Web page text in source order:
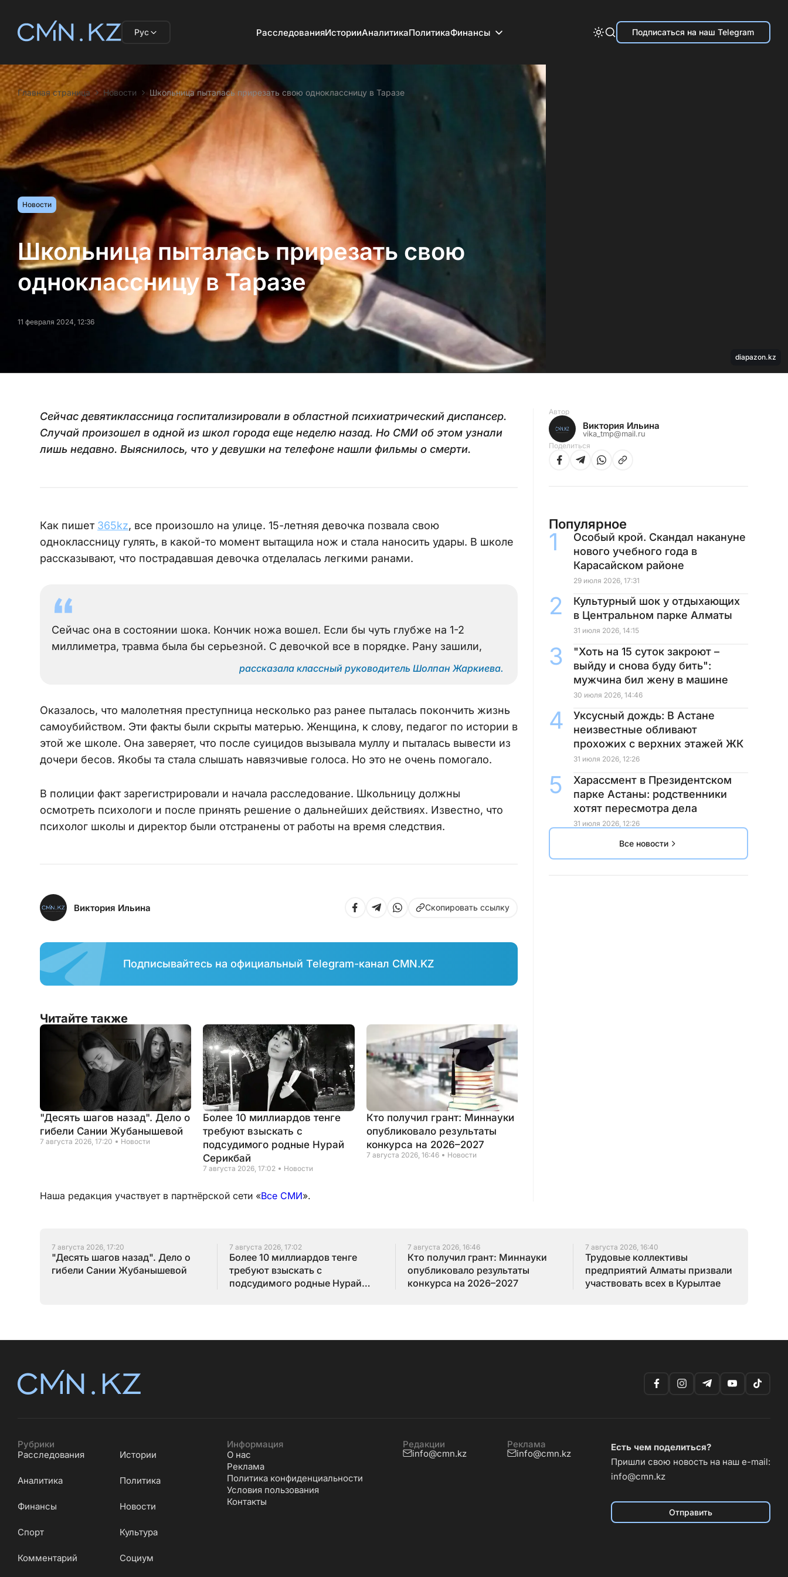
Рус РасследованияИсторииАналитикаПолитикаФинансы Подписаться на наш Telegram
Главная страница Новости Школьница пыталась прирезать свою одноклассницу в Таразе
Новости
Школьница пыталась прирезать свою
одноклассницу в Таразе
11 февраля 2024, 12:36
diapazon.kz
Сейчас девятиклассница госпитализировали в областной психиатрический диспансер.
Случай произошел в одной из школ города еще неделю назад. Но СМИ об этом узнали
лишь недавно. Выяснилось, что у девушки на телефоне нашли фильмы о смерти.
Как пишет 365kz, все произошло на улице. 15-летняя девочка позвала свою
одноклассницу гулять, в какой-то момент вытащила нож и стала наносить удары. В школе
рассказывают, что пострадавшая девочка отделалась легкими ранами.
Сейчас она в состоянии шока. Кончик ножа вошел. Если бы чуть глубже на 1-2
миллиметра, травма была бы серьезной. С девочкой все в порядке. Рану зашили,
рассказала классный руководитель Шолпан Жаркиева.
Оказалось, что малолетняя преступница несколько раз ранее пыталась покончить жизнь
самоубийством. Эти факты были скрыты матерью. Женщина, к слову, педагог по истории в
этой же школе. Она заверяет, что после суицидов вызывала муллу и пыталась вывести из
дочери бесов. Якобы та стала слышать навязчивые голоса. Но это не очень помогало.
В полиции факт зарегистрировали и начала расследование. Школьницу должны
осмотреть психологи и после принять решение о дальнейших действиях. Известно, что
психолог школы и директор были отстранены от работы на время следствия.
Виктория Ильина Скопировать ссылку
Подписывайтесь на официальный Telegram-канал CMN.KZ
Читайте также
"Десять шагов назад". Дело о
гибели Сании Жубанышевой
7 августа 2026, 17:20 Новости
Более 10 миллиардов тенге
требуют взыскать с
подсудимого родные Нурай
Серикбай
7 августа 2026, 17:02 Новости
Кто получил грант: Миннауки
опубликовало результаты
конкурса на 2026–2027
7 августа 2026, 16:46 Новости
Наша редакция участвует в партнёрской сети «Все СМИ».
Автор
Виктория Ильина
vika_tmp@mail.ru
Поделиться
Популярное
Особый крой. Скандал накануне
нового учебного года в
Карасайском районе
29 июля 2026, 17:31
Культурный шок у отдыхающих
в Центральном парке Алматы
31 июля 2026, 14:15
"Хоть на 15 суток закроют –
выйду и снова буду бить":
мужчина бил жену в машине
30 июля 2026, 14:46
Уксусный дождь: В Астане
неизвестные обливают
прохожих с верхних этажей ЖК
31 июля 2026, 12:26
Харассмент в Президентском
парке Астаны: родственники
хотят пересмотра дела
31 июля 2026, 12:26
Все новости
7 августа 2026, 17:20
"Десять шагов назад". Дело о
гибели Сании Жубанышевой
7 августа 2026, 17:02
Более 10 миллиардов тенге
требуют взыскать с
подсудимого родные Нурай
7 августа 2026, 16:46
Кто получил грант: Миннауки
опубликовало результаты
конкурса на 2026–2027
7 августа 2026, 16:40
Трудовые коллективы
предприятий Алматы призвали
участвовать всех в Курылтае
Рубрики
Расследования
Истории
Аналитика Политика
Финансы Новости
Cпорт Культура
Комментарий Социум
Информация
О нас
Реклама
Политика конфиденциальности
Условия пользования
Контакты
Редакции
info@cmn.kz
Реклама
info@cmn.kz
Есть чем поделиться?
Пришли свою новость на наш e-mail:
info@cmn.kz
Отправить